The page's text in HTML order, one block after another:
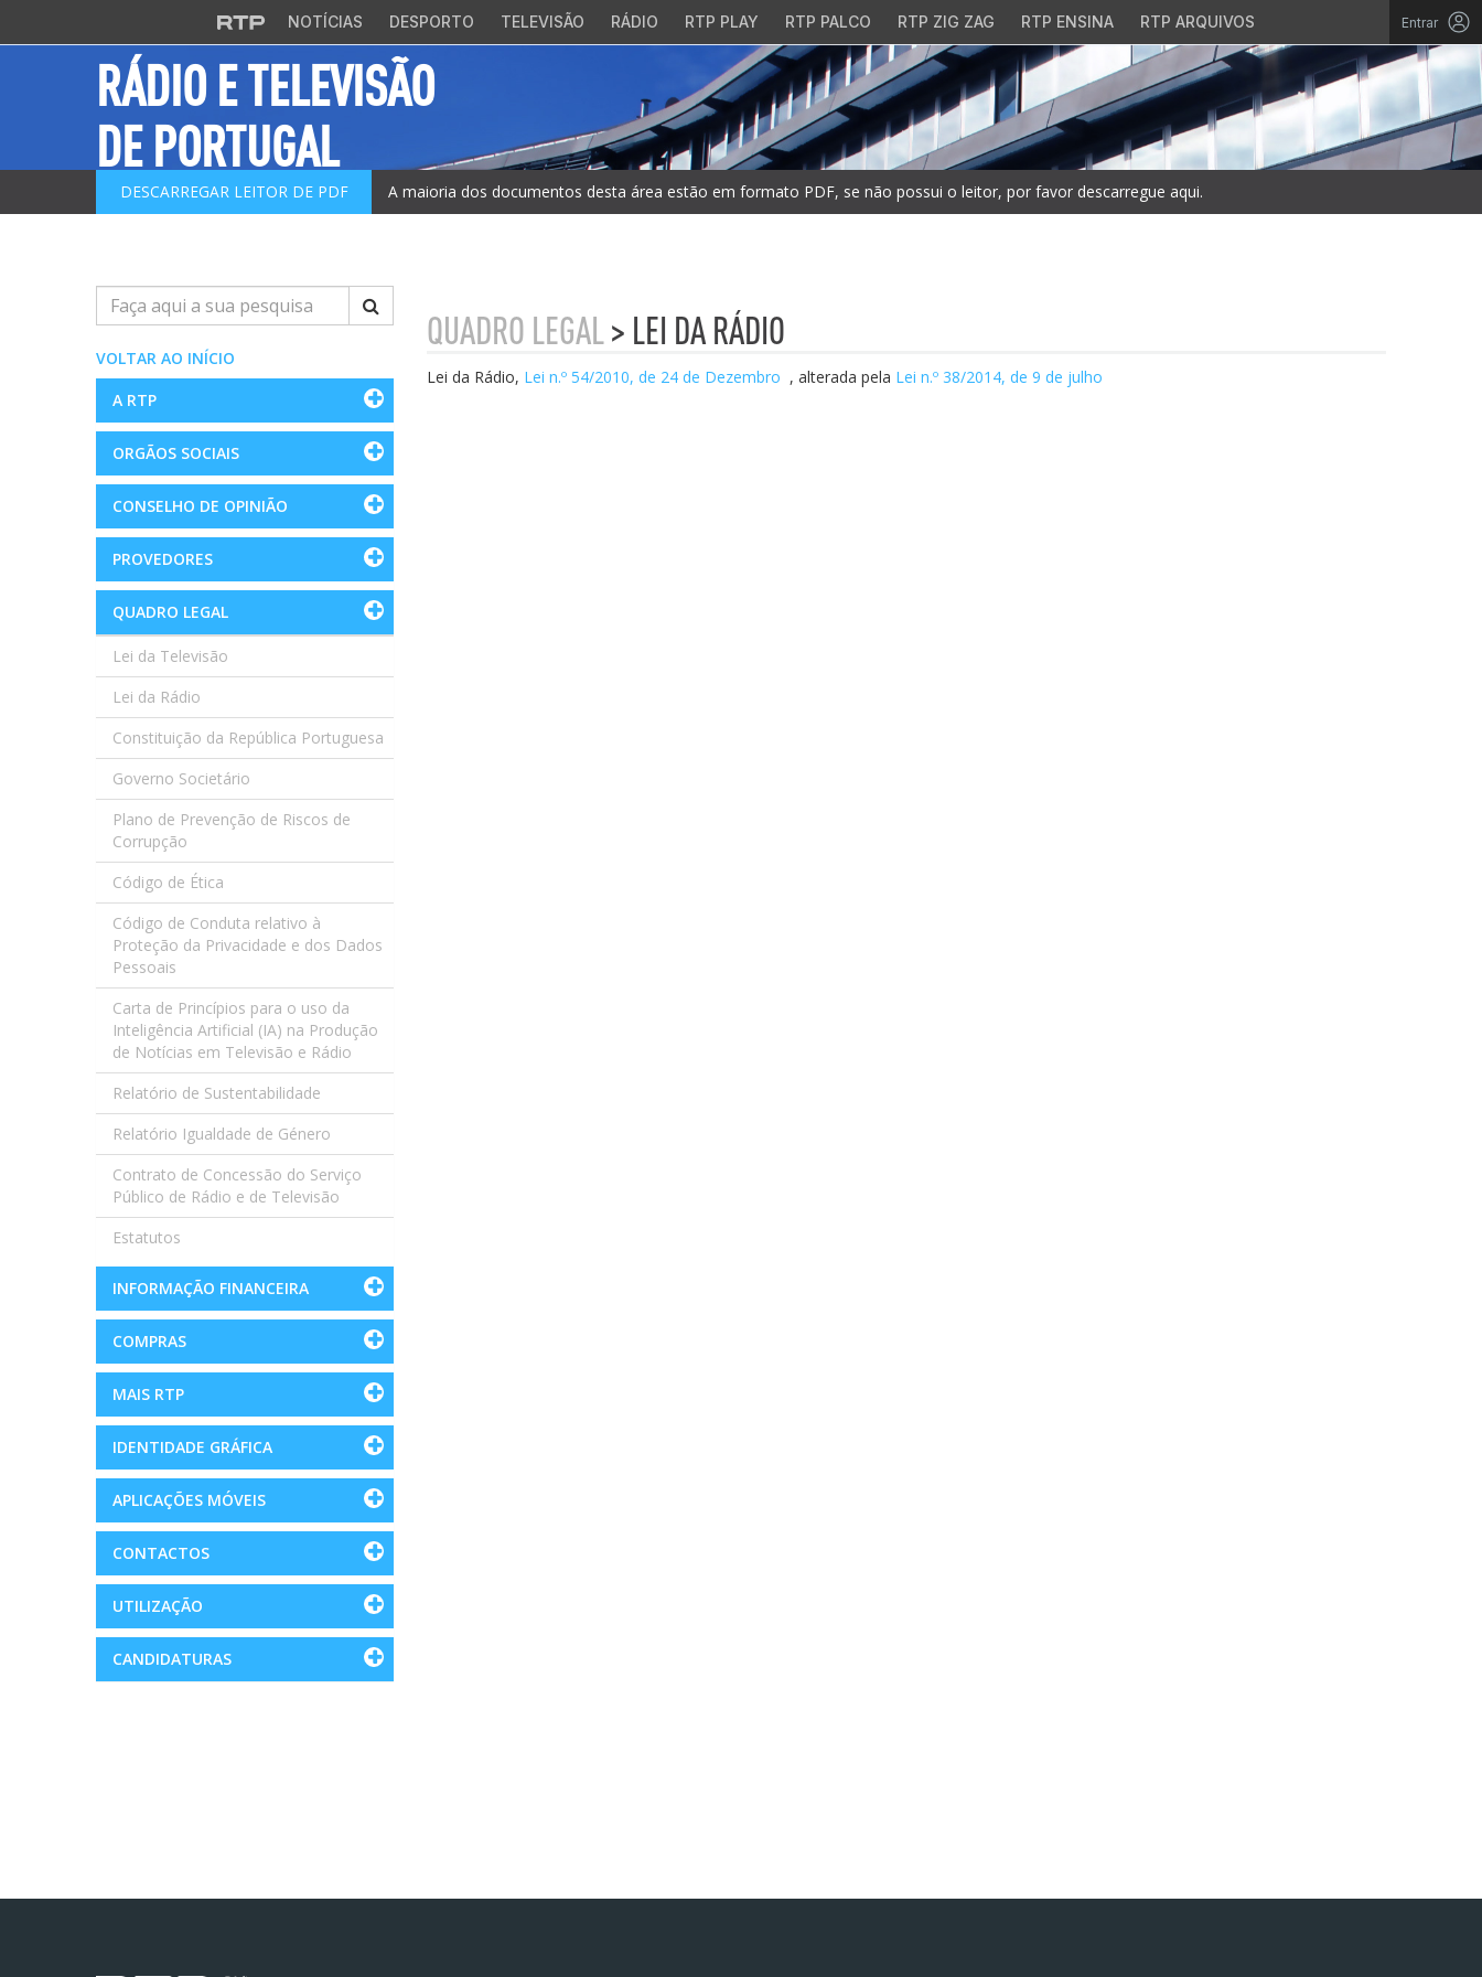
NOTÍCIAS DESPORTO TELEVISÃO RÁDIO RTP PLAY RTP PALCO RTP ZIG ZAG RTP ENSINA RTP ARQUIVOS Entrar
RÁDIO E TELEVISÃO
DE PORTUGAL
DESCARREGAR LEITOR DE PDF A maioria dos documentos desta área estão em formato PDF, se não possui o leitor, por favor descarregue aqui.
Pesquisar
VOLTAR AO INÍCIO
A RTP
ORGÃOS SOCIAIS
CONSELHO DE OPINIÃO
PROVEDORES
QUADRO LEGAL
Lei da Televisão
Lei da Rádio
Constituição da República Portuguesa
Governo Societário
Plano de Prevenção de Riscos de
Corrupção
Código de Ética
Código de Conduta relativo à
Proteção da Privacidade e dos Dados
Pessoais
Carta de Princípios para o uso da
Inteligência Artificial (IA) na Produção
de Notícias em Televisão e Rádio
Relatório de Sustentabilidade
Relatório Igualdade de Género
Contrato de Concessão do Serviço
Público de Rádio e de Televisão
Estatutos
INFORMAÇÃO FINANCEIRA
COMPRAS
MAIS RTP
IDENTIDADE GRÁFICA
APLICAÇÕES MÓVEIS
CONTACTOS
UTILIZAÇÃO
CANDIDATURAS
QUADRO LEGAL> LEI DA RÁDIO
Lei da Rádio, Lei n.º 54/2010, de 24 de Dezembro , alterada pela Lei n.º 38/2014, de 9 de julho